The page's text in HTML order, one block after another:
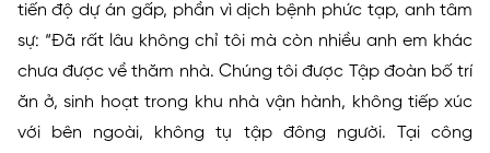
tiến độ dự án gấp, phần vì dịch bệnh phức tạp, anh tâm
sự: “Đã rất lâu không chỉ tôi mà còn nhiều anh em khác
chưa được về thăm nhà. Chúng tôi được Tập đoàn bố trí
ăn ở, sinh hoạt trong khu nhà vận hành, không tiếp xúc
với bên ngoài, không tụ tập đông người. Tại công